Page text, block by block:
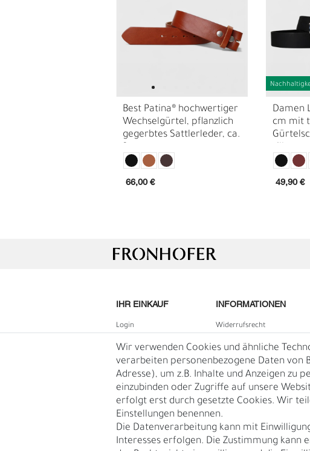
G
Ü
E
L
N
D
Best Patina® hochwertiger
Wechselgürtel, pflanzlich
gegerbtes Sattlerleder, ca.
66,00 €
Damen
cm mit
49,90 €
IHR EINKAUF
Login
B2B Login
Registrieren
Wunschliste
Warenkorb
Kasse
INFORMATIONEN
Widerrufs­recht
Impressum
Daten­schutz­erklärung
AGB
Blog
Vertrag
widerrufen
Wir verwenden Cookies und ähnliche
verarbeiten personenbezogene Daten von
Adresse), um z.B. Inhalte und Anzeigen zu
einzubinden oder Zugriffe auf unsere
erfolgt erst durch gesetzte Cookies. Wir
Einstellungen benennen.
Die Datenverarbeitung kann mit
Interesses erfolgen. Die Zustimmung kann